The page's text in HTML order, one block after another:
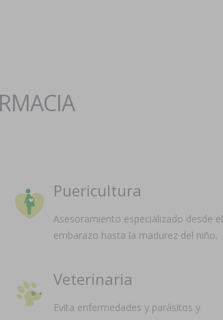
Puericultura
Asesoramiento especializado desde el
embarazo hasta la madurez del niño.
Veterinaria
Evita enfermedades y parásitos y